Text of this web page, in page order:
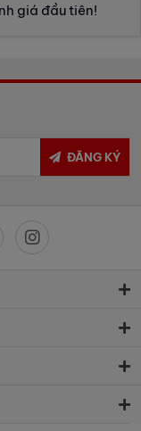
giá đầu tiên!
ĐĂNG KÝ